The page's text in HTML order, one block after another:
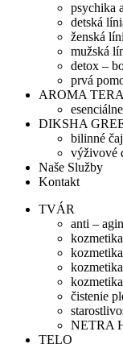
psychika
detská
ženská
mužská
detox –
prvá
AROMA
DIKSHA
bilinné
výživové
Naše Služby
Kontakt
TVÁR
anti –
čistenie
NETRA
TELO